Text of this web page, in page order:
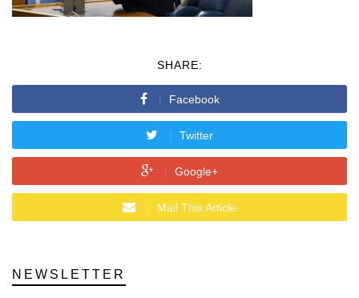
SHARE:
Facebook
Twitter
Google+
Mail This Article
NEWSLETTER